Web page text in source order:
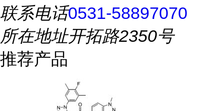
联系电话0531-58897070
所在地址开拓路2350号
推荐产品